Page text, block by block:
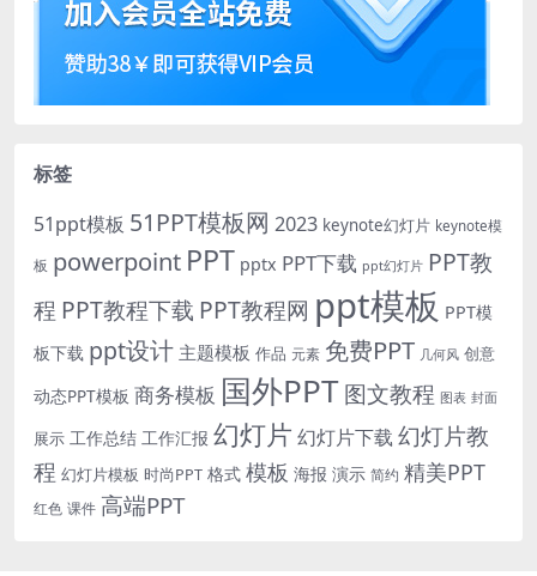
标签
51ppt模板 51PPT模板网 2023 keynote幻灯片 keynote模
板 powerpoint PPT pptx PPT下载 ppt幻灯片 PPT教
程 PPT教程下载 PPT教程网 ppt模板 PPT模
板下载 ppt设计 主题模板 作品 元素 免费PPT 几何风 创意
动态PPT模板 商务模板 国外PPT图文教程 图表 封面
展示 工作总结 工作汇报 幻灯片 幻灯片下载 幻灯片教
程 幻灯片模板 时尚PPT 格式 模板 海报 演示 简约 精美PPT
红色 课件 高端PPT